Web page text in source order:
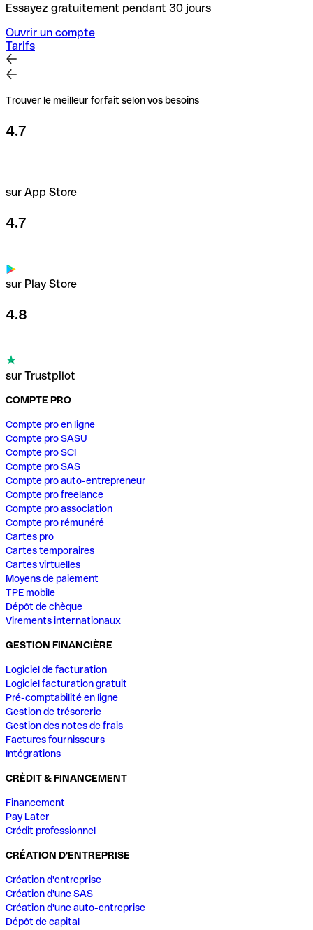
Essayez gratuitement pendant 30 jours
Ouvrir un compte
Tarifs
Trouver le meilleur forfait selon vos besoins
4.7
sur App Store
4.7
sur Play Store
4.8
sur Trustpilot
COMPTE PRO
Compte pro en ligne
Compte pro SASU
Compte pro SCI
Compte pro SAS
Compte pro auto-entrepreneur
Compte pro freelance
Compte pro association
Compte pro rémunéré
Cartes pro
Cartes temporaires
Cartes virtuelles
Moyens de paiement
TPE mobile
Dépôt de chèque
Virements internationaux
GESTION FINANCIÈRE
Logiciel de facturation
Logiciel facturation gratuit
Pré-comptabilité en ligne
Gestion de trésorerie
Gestion des notes de frais
Factures fournisseurs
Intégrations
CRÈDIT & FINANCEMENT
Financement
Pay Later
Crédit professionnel
CRÉATION D'ENTREPRISE
Création d'entreprise
Création d'une SAS
Création d'une auto-entreprise
Dépôt de capital